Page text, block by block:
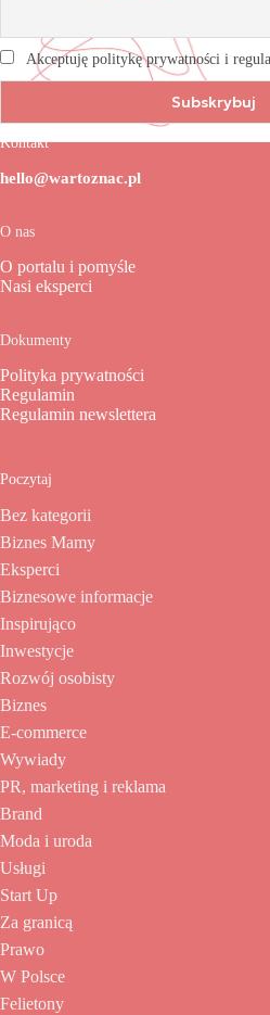
Akceptuję politykę prywatności i
Kontakt
hello@wartoznac.pl
O nas
O portalu i pomyśle
Nasi eksperci
Dokumenty
Polityka prywatności
Regulamin
Regulamin newslettera
Poczytaj
Bez kategorii
Biznes Mamy
Eksperci
Biznesowe informacje
Inspirująco
Inwestycje
Rozwój osobisty
Biznes
E-commerce
Wywiady
PR, marketing i reklama
Brand
Moda i uroda
Usługi
Start Up
Za granicą
Prawo
W Polsce
Felietony